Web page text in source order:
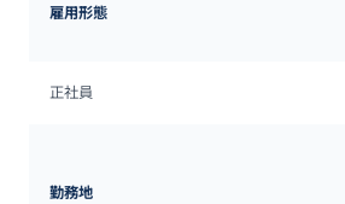
雇用形態
正社員
勤務地